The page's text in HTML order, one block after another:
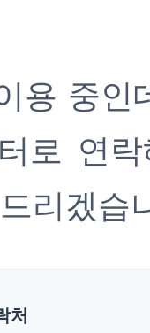
용 중인
로 연
리겠습
처